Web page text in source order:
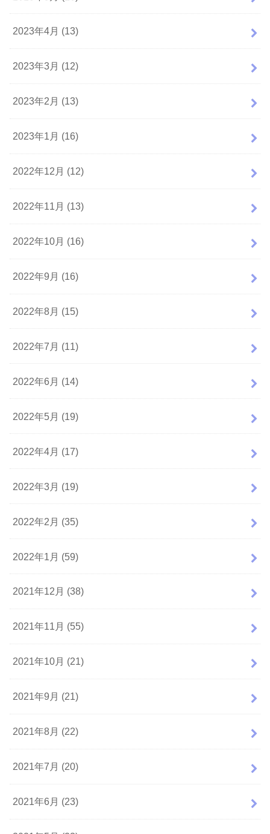
2023年4月 (13)
2023年3月 (12)
2023年2月 (13)
2023年1月 (16)
2022年12月 (12)
2022年11月 (13)
2022年10月 (16)
2022年9月 (16)
2022年8月 (15)
2022年7月 (11)
2022年6月 (14)
2022年5月 (19)
2022年4月 (17)
2022年3月 (19)
2022年2月 (35)
2022年1月 (59)
2021年12月 (38)
2021年11月 (55)
2021年10月 (21)
2021年9月 (21)
2021年8月 (22)
2021年7月 (20)
2021年6月 (23)